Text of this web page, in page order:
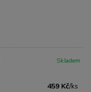
459 Kč/ks
Skladem